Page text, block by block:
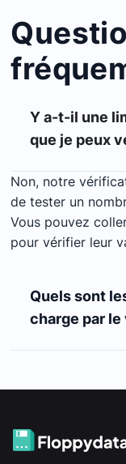
Y a-t-il une
que je peux
Non, notre
de tester un
Vous pouvez
pour vérifier leur
Quels sont
charge par